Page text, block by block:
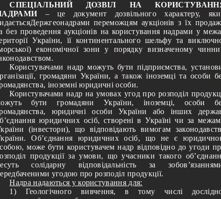
СПЕЦІАЛЬНИЙ ДОЗВІЛ НА
– це документ дозвільного характеру,
Держгеонадрами переможцям аукціонів з їх
без проведення аукціонів на користування надрами у
України, її континентального шельфу та
економічної зони у порядку визначеному
Користувачами надр можуть бути підприємства,
громадяни України, а також іноземці та особи
іноземні юридичні особи.
Користувачами надр на умовах угод про розподіл
бути громадяни України, іноземці, особи
юридичні особи України або інших
юридичних осіб, створені в Україні чи за
(інвестори), що відповідають вимогам
Об’єднання юридичних осіб, що не є
може бути користувачем надр відповідно до угоди
продукції за умови, що учасники такого
солідарну відповідальність за
угодою про розподіл продукції.
Надра надаються у користування для:
1) Геологічного вивчення, в тому числі